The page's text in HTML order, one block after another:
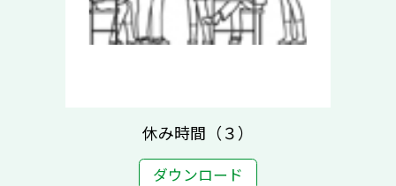
休み時間（３）
ダウンロード